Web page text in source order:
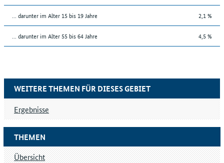
... darunter im Alter 15 bis 19 Jahre 2,1 %
... darunter im Alter 55 bis 64 Jahre 4,5 %
THEMEN
Übersicht
WEITERE THEMEN FÜR DIESES GEBIET
Ergebnisse